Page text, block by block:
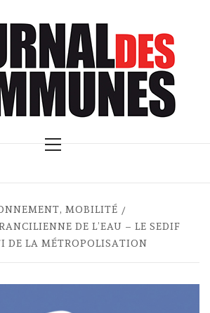
MOBILITÉ
DE L’EAU – LE SEDIF
DE LA MÉTROPOLISATION